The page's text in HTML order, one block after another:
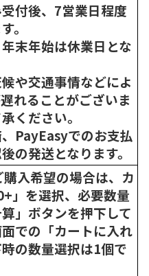
付後、7営業日程度
。
末年始は休業日とな
や交通事情などによ
れることがございま
ください。
PayEasyでのお支払
の発送となります。
入希望の場合は、カ
」を選択、必要数量
」ボタンを押下して
での「カートに入れ
の数量選択は1個で